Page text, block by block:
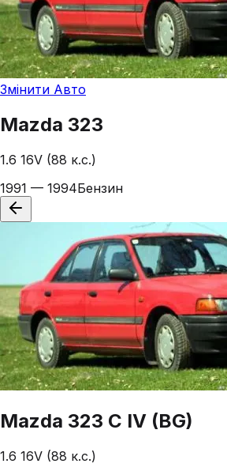
Змінити Авто
Mazda 323
1.6 16V (88 к.с.)
1991 — 1994Бензин
Mazda 323 C IV (BG)
1.6 16V (88 к.с.)